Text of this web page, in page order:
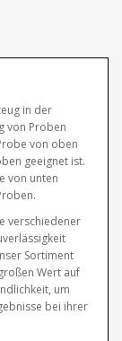
in der
von Proben
von oben
geeignet ist.
von unten
verschiedener
Sortiment
Wert auf
um
bei ihrer